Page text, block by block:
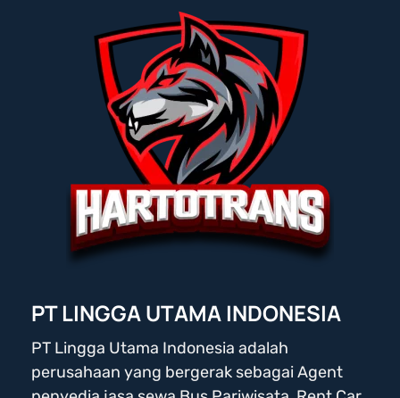
PT LINGGA UTAMA INDONESIA
PT Lingga Utama Indonesia adalah
perusahaan yang bergerak sebagai Agent